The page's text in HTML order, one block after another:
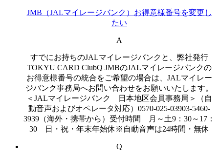
JMB（JALマイレージバンク）お得意様番号を変更し
たい
A
すでにお持ちのJALマイレージバンクと、弊社発行
TOKYU CARD ClubQ JMBのJALマイレージバンクの
お得意様番号の統合をご希望の場合は、JALマイレー
ジバンク事務局へお問い合わせをお願いいたします。
＜JALマイレージバンク 日本地区会員事務局＞（自
動音声およびオペレータ対応）0570-025-03903-5460-
3939（海外・携帯から）受付時間 月～土9：30～17：
30 日・祝・年末年始休※自動音声は24時間・無休
Q